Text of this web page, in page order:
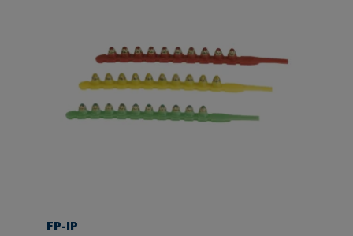
FP-IP